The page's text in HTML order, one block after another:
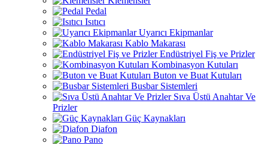
Pedal
Isıtıcı
Uyarıcı Ekipmanlar
Kablo Makarası
Endüstriyel Fiş ve Prizler
Kombinasyon Kutuları
Buton ve Buat Kutuları
Busbar Sistemleri
Sıva Üstü Anahtar Ve
Prizler
Güç Kaynakları
Diafon
Pano